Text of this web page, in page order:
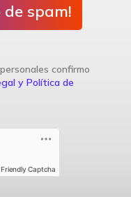
de spam!
confirmo
y Política de
Friendly Captcha